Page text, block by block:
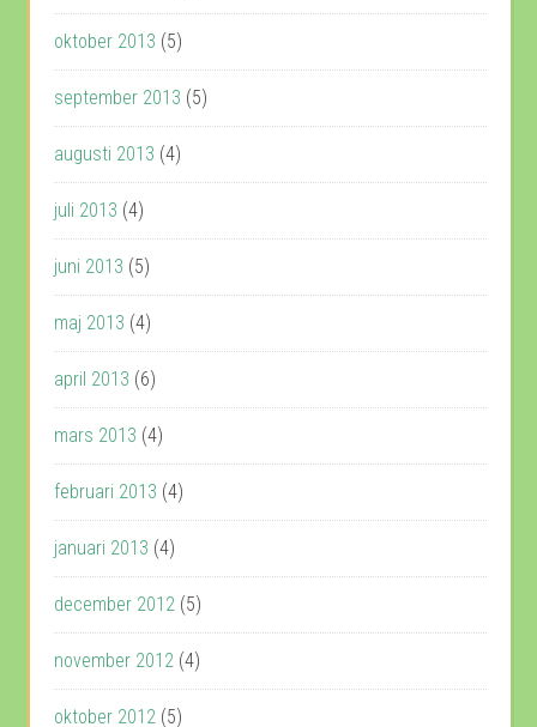
oktober 2013 (5)
september 2013 (5)
augusti 2013 (4)
juli 2013 (4)
juni 2013 (5)
maj 2013 (4)
april 2013 (6)
mars 2013 (4)
februari 2013 (4)
januari 2013 (4)
december 2012 (5)
november 2012 (4)
oktober 2012 (5)